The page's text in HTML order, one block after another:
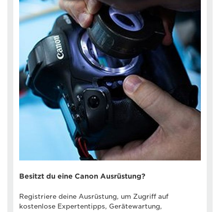
Besitzt du eine Canon Ausrüstung?
Registriere deine Ausrüstung, um Zugriff auf
kostenlose Expertentipps, Gerätewartung,